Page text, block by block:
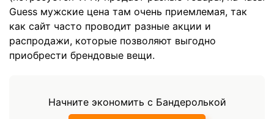
Guess мужские цена там очень приемлемая, так
как сайт часто проводит разные акции и
распродажи, которые позволяют выгодно
приобрести брендовые вещи.
Начните экономить с Бандеролькой